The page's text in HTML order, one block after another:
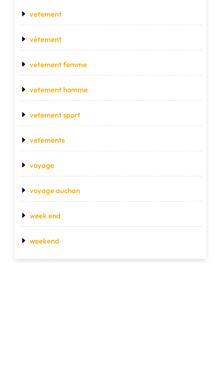
vetement
vétement
vetement femme
vetement homme
vetement sport
vetements
voyage
voyage auchan
week end
weekend